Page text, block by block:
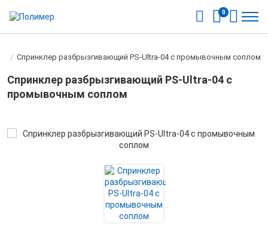
0
/ Спринклер разбрызгивающий PS-Ultra-04 с промывочным соплом
Спринклер разбрызгивающий PS-Ultra-04 с
промывочным соплом